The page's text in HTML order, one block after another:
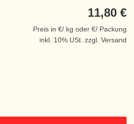
11,80 €
Preis in €/ kg oder €/ Packung
inkl. 10% USt. zzgl. Versand